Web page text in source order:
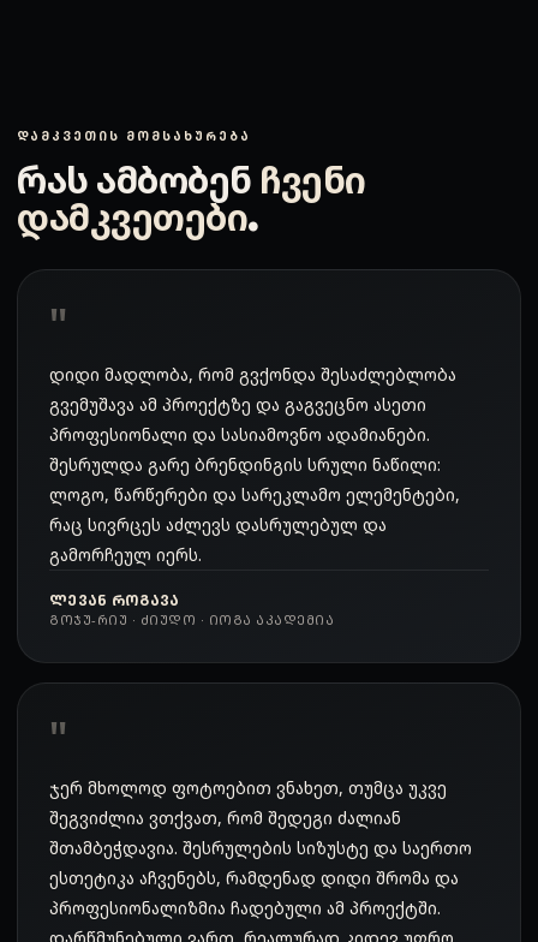
ᲓᲐᲛᲙᲕᲔᲗᲘᲡ ᲛᲝᲛᲡᲐᲮᲣᲠᲔᲑᲐ
რას ამბობენ ჩვენი
დამკვეთები.
დიდი მადლობა, რომ გვქონდა შესაძლებლობა
გვემუშავა ამ პროექტზე და გაგვეცნო ასეთი
პროფესიონალი და სასიამოვნო ადამიანები.
შესრულდა გარე ბრენდინგის სრული ნაწილი:
ლოგო, წარწერები და სარეკლამო ელემენტები,
რაც სივრცეს აძლევს დასრულებულ და
გამორჩეულ იერს.
ᲚᲔᲕᲐᲜ ᲠᲝᲒᲐᲕᲐ
ᲒᲝᲯᲣ-ᲠᲘᲣ · ᲫᲘᲣᲓᲝ · ᲘᲝᲒᲐ ᲐᲙᲐᲓᲔᲛᲘᲐ
ჯერ მხოლოდ ფოტოებით ვნახეთ, თუმცა უკვე
შეგვიძლია ვთქვათ, რომ შედეგი ძალიან
შთამბეჭდავია. შესრულების სიზუსტე და საერთო
ესთეტიკა აჩვენებს, რამდენად დიდი შრომა და
პროფესიონალიზმია ჩადებული ამ პროექტში.
დარწმუნებული ვართ, რეალურად კიდევ უფრო